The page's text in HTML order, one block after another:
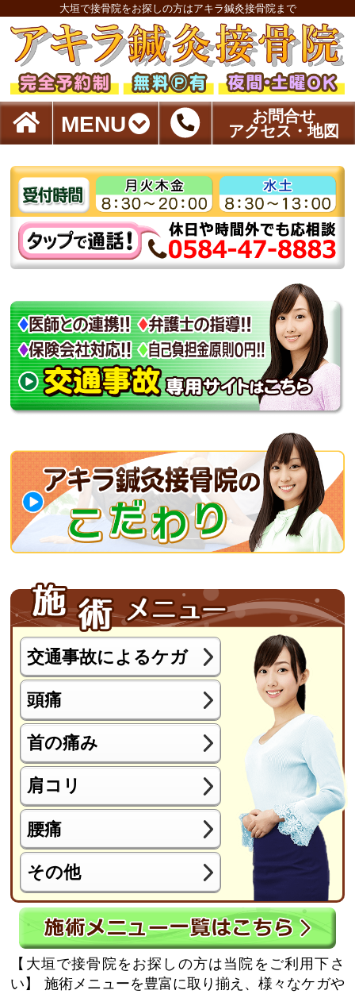
大垣で接骨院をお探しの方はアキラ鍼灸接骨院まで
MENU
お問合せ
アクセス・地図
交通事故によるケガ
頭痛
首の痛み
肩コリ
腰痛
その他
【大垣で接骨院をお探しの方は当院をご利用下さ
い】
施術メニューを豊富に取り揃え、様々なケガや